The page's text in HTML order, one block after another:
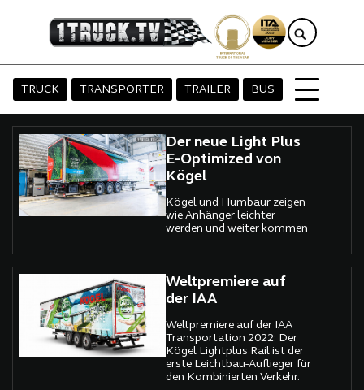
TRUCK TRANSPORTER TRAILER BUS
Der neue Light Plus
E-Optimized von
Kögel
Kögel und Humbaur zeigen
wie Anhänger leichter
werden und weiter kommen
Weltpremiere auf
der IAA
Weltpremiere auf der IAA
Transportation 2022: Der
Kögel Lightplus Rail ist der
erste Leichtbau-Auflieger für
den Kombinierten Verkehr.